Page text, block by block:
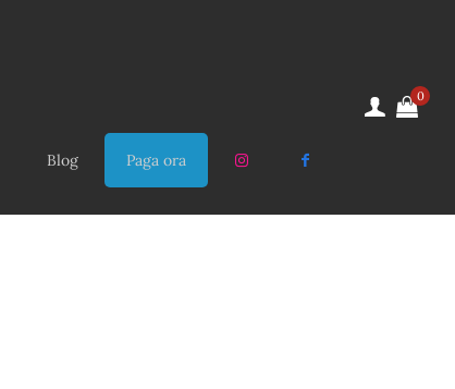
Blog Paga ora
0